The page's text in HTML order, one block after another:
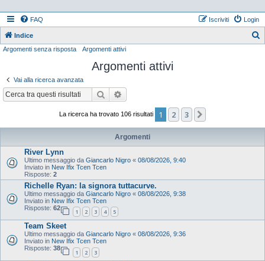
FAQ Login
Iscriviti
Indice
Argomenti senza risposta Argomenti attivi
Argomenti attivi
Vai alla ricerca avanzata
Cerca
La ricerca ha trovato 106 risultati 1 2 3
Argomenti
River Lynn
Ultimo messaggio da Giancarlo Nigro « 08/08/2026, 9:40
Inviato in New Ifix Tcen Tcen
Risposte: 2
Richelle Ryan: la signora tuttacurve.
Ultimo messaggio da Giancarlo Nigro « 08/08/2026, 9:38
Inviato in New Ifix Tcen Tcen
Risposte: 62
1 2 3 4 5
Team Skeet
Ultimo messaggio da Giancarlo Nigro « 08/08/2026, 9:36
Inviato in New Ifix Tcen Tcen
Risposte: 38
1 2 3